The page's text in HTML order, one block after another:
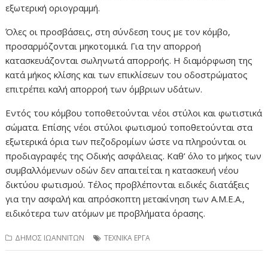
εξωτερική οριογραμμή.
Όλες οι προσβάσεις, στη σύνδεση τους με τον κόμβο,
προσαρμόζονται μηκοτομικά. Για την απορροή
κατασκευάζονται σωληνωτά απορροής. Η διαμόρφωση της
κατά μήκος κλίσης και των επικλίσεων του οδοστρώματος
επιτρέπει καλή απορροή των όμβριων υδάτων.
Εντός του κόμβου τοποθετούνται νέοι στύλοι και φωτιστικά
σώματα. Επίσης νέοι στύλοι φωτισμού τοποθετούνται στα
εξωτερικά όρια των πεζοδρομίων ώστε να πληρούνται οι
προδιαγραφές της Οδικής ασφάλειας. Καθ’ όλο το μήκος των
συμβαλλόμενων οδών δεν απαιτείται η κατασκευή νέου
δικτύου φωτισμού. Τέλος προβλέπονται ειδικές διατάξεις
για την ασφαλή και απρόσκοπτη μετακίνηση των Α.Μ.Ε.Α.,
ειδικότερα των ατόμων με προβλήματα όρασης.
ΔΗΜΟΣ ΙΩΑΝΝΙΤΩΝ ΤΕΧΝΙΚΑ ΕΡΓΑ